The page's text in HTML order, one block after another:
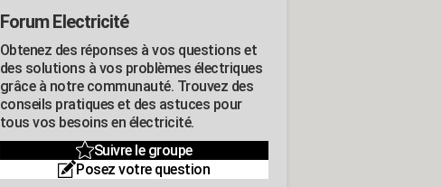
Forum Electricité
Obtenez des réponses à vos questions et
des solutions à vos problèmes électriques
grâce à notre communauté. Trouvez des
conseils pratiques et des astuces pour
tous vos besoins en électricité.
Suivre le groupe
Posez votre question